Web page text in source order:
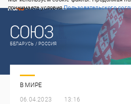
принимаете условияПользовательского
СВЕЖИЙ НОМЕР
БЕЛАРУСЬ / РОССИЯ
В МИРЕ
06.04.2023 13:16